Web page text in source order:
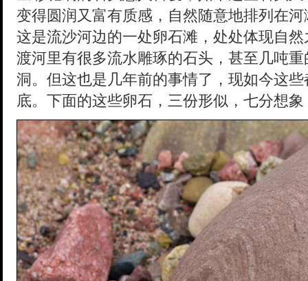
变得圆润又富有质感，自然随意地排列在
这是流沙河边的一处卵石滩，处处体现自
渡河里有很多流水雕琢的石头，甚至几吨
洞。但这也是几年前的事情了，现如今这
底。下面的这些卵石，三份形似，七分想